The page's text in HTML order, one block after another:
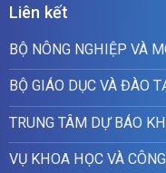
Liên kết
BỘ NÔNG NGHIỆP VÀ
BỘ GIÁO DỤC VÀ ĐÀO
TRUNG TÂM DỰ BÁO
VỤ KHOA HỌC VÀ